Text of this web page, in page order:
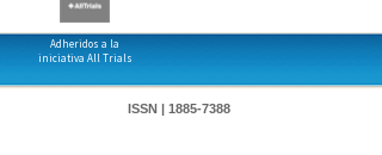
Adheridos a la
iniciativa All Trials
ISSN | 1885-7388